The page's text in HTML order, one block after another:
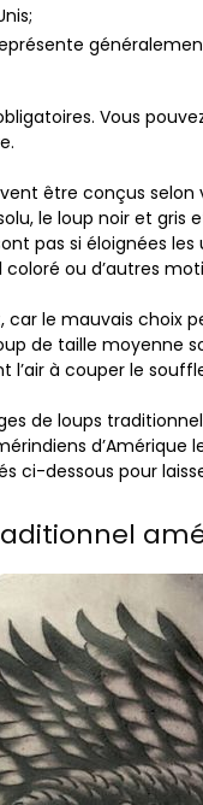
Vous
être conçus selon
le loup noir et gris
pas si éloignées
coloré ou d’autres
car le mauvais choix
de taille moyenne
l’air à couper le
​​de loups
ci-dessous pour